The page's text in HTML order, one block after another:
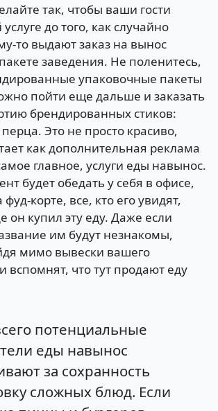
так, чтобы ваши гости
до того, как случайно
то выдают заказ на вынос
заведения. Не поленитесь,
упаковочные пакеты
пойти еще дальше и заказать
брендированных стиков:
Это не просто красиво,
как дополнительная реклама
главное, услуги еды навынос.
будет обедать у себя в офисе,
корте, все, кто его увидят,
он купил эту еду. Даже если
им будут незнакомы,
мимо вывески вашего
вспомнят, что тут продают еду
потенциальные
еды навынос
за сохранность
сложных блюд. Если